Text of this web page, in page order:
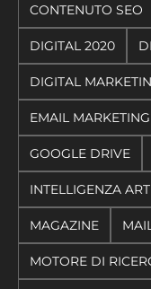
CONTENUTO SEO
DIGITAL 2020
DIGITAL
EMAIL MARKETING
GOOGLE DRIVE
INTELLIGENZA
MAGAZINE
MOTORE DI